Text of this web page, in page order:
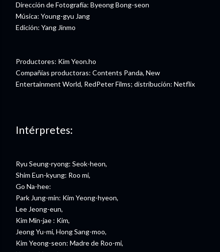
Dirección de Fotografía: Byeong Bong-seon
Música: Young-gyu Jang
Edición: Yang Jinmo
Productores: Kim Yeon.ho
Compañías productoras: Contents Panda, New
Entertainment World, RedPeter Films; distribución: Netflix
Intérpretes:
Ryu Seung-ryong: Seok-heon,
Shim Eun-kyung: Roo mi,
Go Na-hee:
Park Jung-min: Kim Yeong-hyeon,
Lee Jeong-eun,
Kim Min-jae : Kim,
Jeong Yu-mi, Hong Sang-moo,
Kim Yeong-seon: Madre de Roo-mi,